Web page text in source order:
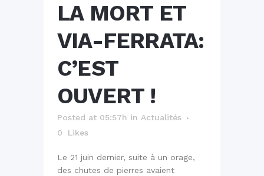
LA MORT ET
VIA-FERRATA:
C’EST
OUVERT !
Posted at 05:57h in Actualités
0
Likes
Le 21 juin dernier, suite à un orage,
des chutes de pierres avaient